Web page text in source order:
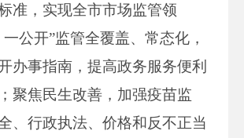
准，实现全市市场监管领
公开”监管全覆盖、常态化，
办事指南，提高政务服务便利
聚焦民生改善，加强疫苗监
、行政执法、价格和反不正当